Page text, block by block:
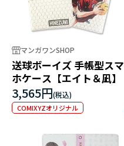
マンガワンSHOP
送球ボーイズ 手帳型スマ
ホケース【エイト＆凪】
3,565円
COMIXYZオリジナル